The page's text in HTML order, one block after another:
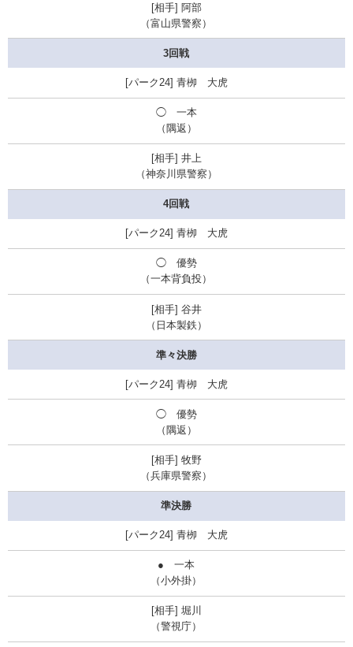
阿部
（富山県警察）
3回戦
青栁 大虎
◯ 一本
（隅返）
井上
（神奈川県警察）
4回戦
青栁 大虎
◯ 優勢
（一本背負投）
谷井
（日本製鉄）
準々決勝
青栁 大虎
◯優勢
（隅返）
牧野
（兵庫県警察）
準決勝
青栁 大虎
● 一本
（小外掛）
堀川
（警視庁）